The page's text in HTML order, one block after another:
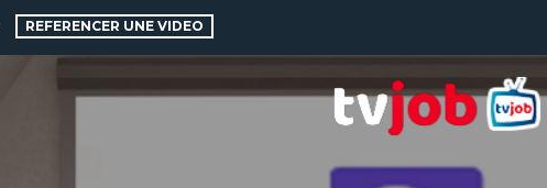
REFERENCER UNE VIDEO